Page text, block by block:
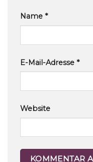
Name *
E-Mail-Adresse *
Website